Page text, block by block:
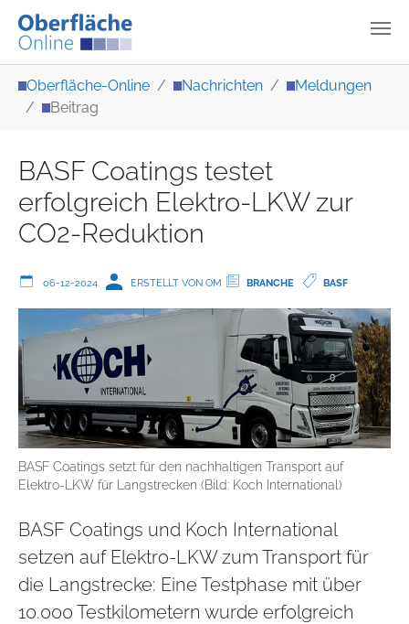
Oberfläche-Online Nachrichten
Meldungen
Beitrag
BASF Coatings testet
erfolgreich Elektro-LKW zur
CO2-Reduktion
06-12-2024 ERSTELLT VON OM BRANCHE BASF
BASF Coatings setzt für den nachhaltigen Transport auf
Elektro-LKW für Langstrecken (Bild: Koch International)
BASF Coatings und Koch International
setzen auf Elektro-LKW zum Transport für
die Langstrecke: Eine Testphase mit über
10.000 Testkilometern wurde erfolgreich